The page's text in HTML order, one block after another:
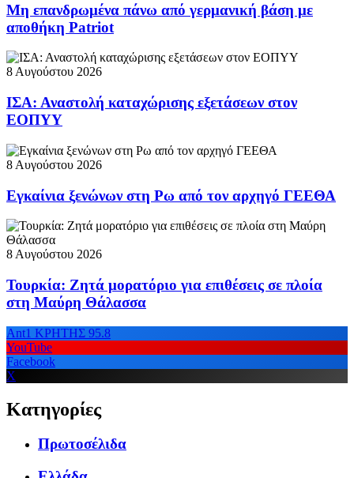
Μη επανδρωμένα πάνω από γερμανική βάση με
αποθήκη Patriot
8 Αυγούστου 2026
ΙΣΑ: Αναστολή καταχώρισης εξετάσεων στον
ΕΟΠΥΥ
8 Αυγούστου 2026
Εγκαίνια ξενώνων στη Ρω από τον αρχηγό ΓΕΕΘΑ
8 Αυγούστου 2026
Τουρκία: Ζητά μορατόριο για επιθέσεις σε πλοία
στη Μαύρη Θάλασσα
Ant1 ΚΡΗΤΗΣ 95.8
YouTube
Facebook
X
Κατηγορίες
Πρωτοσέλιδα